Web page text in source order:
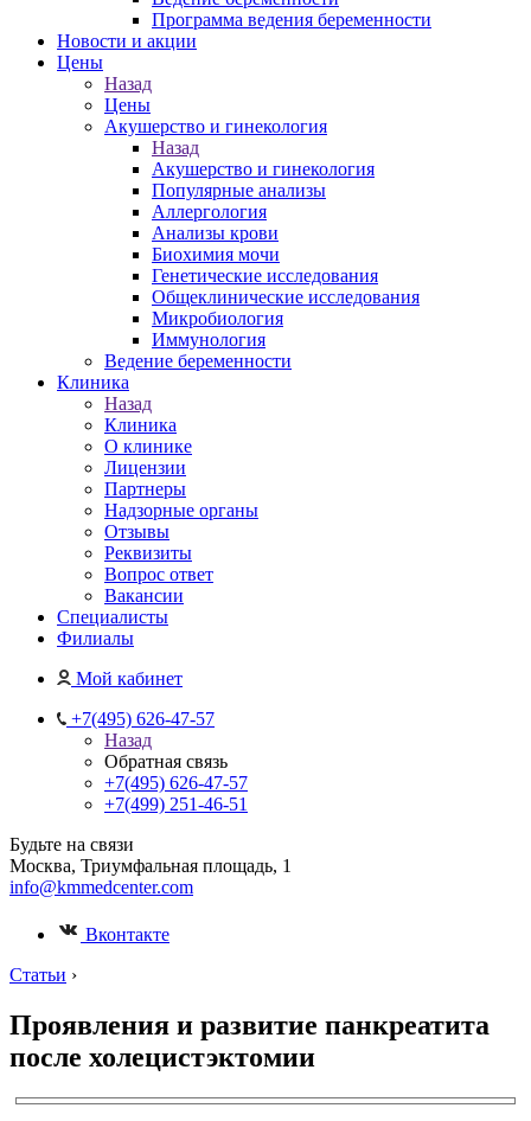
Программа ведения беременности
Новости и акции
Цены
Назад
Цены
Акушерство и гинекология
Назад
Акушерство и гинекология
Популярные анализы
Аллергология
Анализы крови
Биохимия мочи
Генетические исследования
Общеклинические исследования
Микробиология
Иммунология
Ведение беременности
Клиника
Назад
Клиника
О клинике
Лицензии
Партнеры
Надзорные органы
Отзывы
Реквизиты
Вопрос ответ
Вакансии
Специалисты
Филиалы
Мой кабинет
+7(495) 626-47-57
Назад
Обратная связь
+7(495) 626-47-57
+7(499) 251-46-51
Будьте на связи
Москва, Триумфальная площадь, 1
info@kmmedcenter.com
Вконтакте
Статьи ›
Проявления и развитие панкреатита
после холецистэктомии